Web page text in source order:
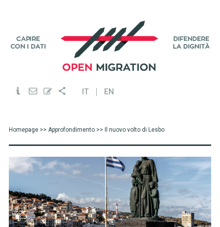
IT EN
Homepage>> Approfondimento>> Il nuovo volto di Lesbo